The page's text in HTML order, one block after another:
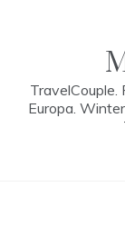
TravelCouple.
Europa.